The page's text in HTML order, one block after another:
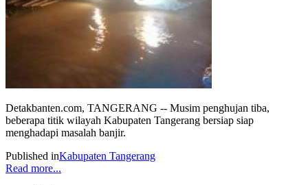
Detakbanten.com, TANGERANG -- Musim penghujan tiba,
beberapa titik wilayah Kabupaten Tangerang bersiap siap
menghadapi masalah banjir.
Published inKabupaten Tangerang
Read more...